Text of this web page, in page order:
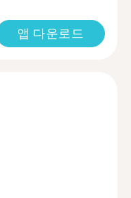
앱 다운로드